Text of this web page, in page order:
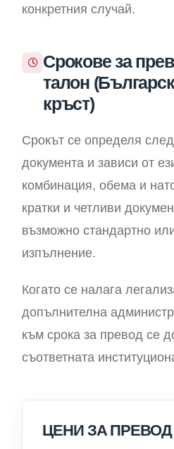
конкретния случай.
Срокове за
талон
кръст)
Срокът се определя
документа и зависи от
комбинация, обема и
кратки и четливи
възможно стандартно
изпълнение.
Когато се налага
допълнителна
към срока за превод се
съответната
ЦЕНИ ЗА ПРЕВОД